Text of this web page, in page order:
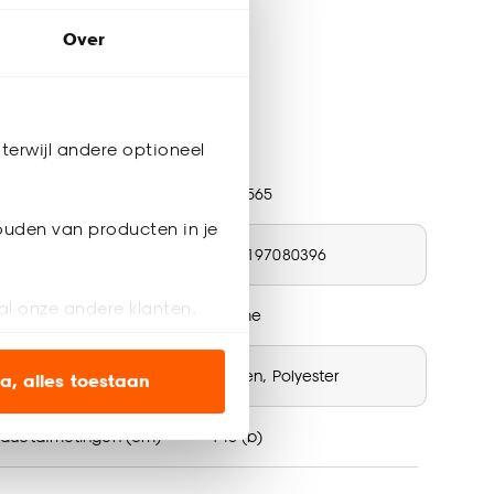
Over
andere optioneel
van producten in je
onze andere klanten.
om alleen de
wel of niet te
alles toestaan
4308565
8720197080396
Crème
Katoen, Polyester
(cm) 145 (b)